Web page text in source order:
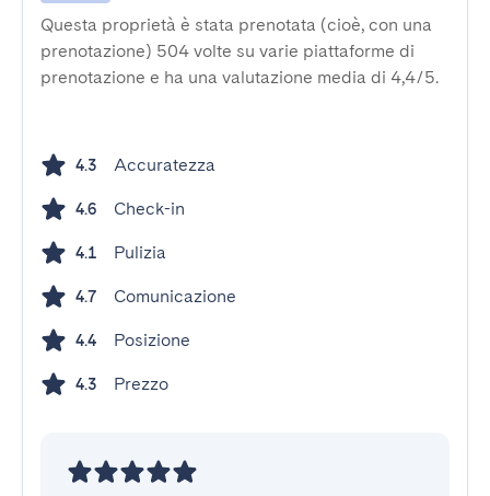
Questa proprietà è stata prenotata (cioè, con una
prenotazione) 504 volte su varie piattaforme di
prenotazione e ha una valutazione media di 4,4/5.
4.3 Accuratezza
4.6 Check-in
4.1 Pulizia
4.7 Comunicazione
4.4 Posizione
4.3 Prezzo